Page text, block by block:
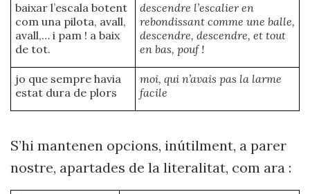
baixar l’escala botent
com una pilota, avall,
avall,… i pam ! a baix
de tot.
descendre l’escalier en
rebondissant comme une balle,
descendre, descendre, et tout
en bas, pouf !
jo que sempre havia
estat dura de plors
moi, qui n’avais pas la larme
facile
S’hi mantenen opcions, inútilment, a parer
nostre, apartades de la literalitat, com ara :